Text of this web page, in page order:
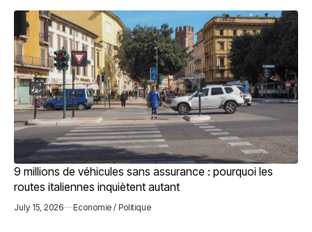
9 millions de véhicules sans assurance : pourquoi les
routes italiennes inquiètent autant
July 15, 2026 Economie / Politique